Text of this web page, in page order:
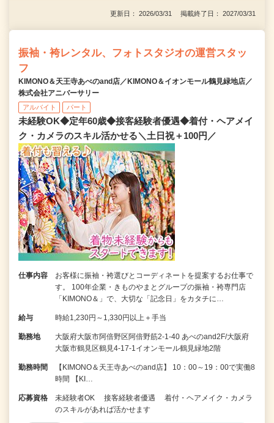
更新日： 2026/03/31 掲載終了日： 2027/03/31
振袖・袴レンタル、フォトスタジオの運営スタッ
フ
KIMONO＆天王寺あべのand店／KIMONO＆イオンモール鶴見緑地店／
株式会社アニバーサリー
アルバイト パート
未経験OK◆定年60歳◆接客経験者優遇◆着付・ヘアメイ
ク・カメラのスキル活かせる＼土日祝＋100円／
仕事内容
お客様に振袖・袴選びとコーディネートを提案するお仕事で
す。 100年企業・きものやまとグループの振袖・袴専門店
「KIMONO＆」で、大切な「記念日」をカタチに…
給与 時給1,230円～1,330円以上＋手当
勤務地
大阪府大阪市阿倍野区阿倍野筋2-1-40 あべのand2F/大阪府
大阪市鶴見区鶴見4-17-1イオンモール鶴見緑地2階
勤務時間
【KIMONO＆天王寺あべのand店】 10：00～19：00で実働8
時間 【KI…
応募資格
未経験者OK 接客経験者優遇 着付・ヘアメイク・カメラ
のスキルがあれば活かせます